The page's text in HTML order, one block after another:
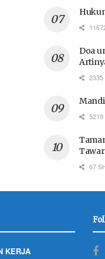
Doa
2335
5219
67
KERJA